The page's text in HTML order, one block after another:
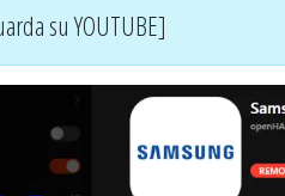
su YOUTUBE]